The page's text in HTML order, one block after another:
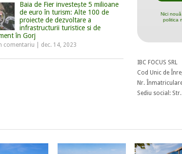
Baia de Fier investește 5 milioane
de euro în turism: Alte 100 de
proiecte de dezvoltare a
infrastructurii turistice si de
în Gorj
comentariu dec. 14, 2023
Nici
politica
IBC FOCUS SRL
Cod Unic de
Nr.
Sediu social: